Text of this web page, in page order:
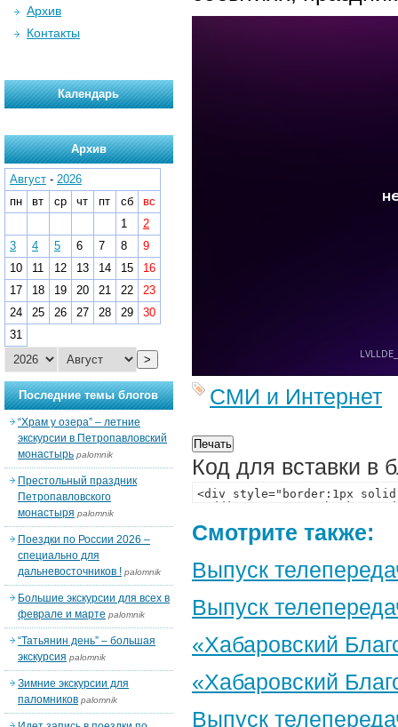
СМИ и Интернет
Код для вставки в
Смотрите также:
Выпуск
Выпуск
«Хабаровский
«Хабаровский
Выпуск
Архив
Контакты
Календарь
Архив
Август - 2026
пн
вт ср чт пт сб
вс
1
2
3
4 5 6 7 8
9
10
11 12 13 14 15
16
17
18 19 20 21 22
23
24
25 26 27 28 29
30
31
>
Последние темы блогов
“Храм у озера” – летние
экскурсии в Петропавловский
монастырь palomnik
Престольный праздник
Петропавловского
монастыря palomnik
Поездки по России 2026 –
специально для
дальневосточников ! palomnik
Большие экскурсии для всех в
феврале и марте palomnik
“Татьянин день” – большая
экскурсия palomnik
Зимние экскурсии для
паломников palomnik